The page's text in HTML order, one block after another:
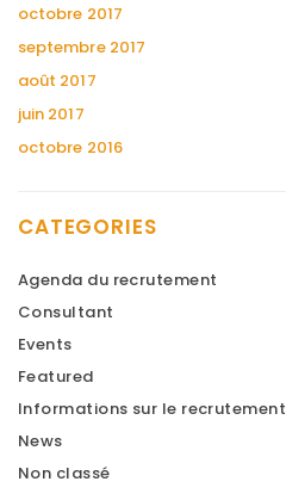
octobre 2017
septembre 2017
août 2017
juin 2017
octobre 2016
CATEGORIES
Agenda du recrutement
Consultant
Events
Featured
Informations sur le recrutement
News
Non classé